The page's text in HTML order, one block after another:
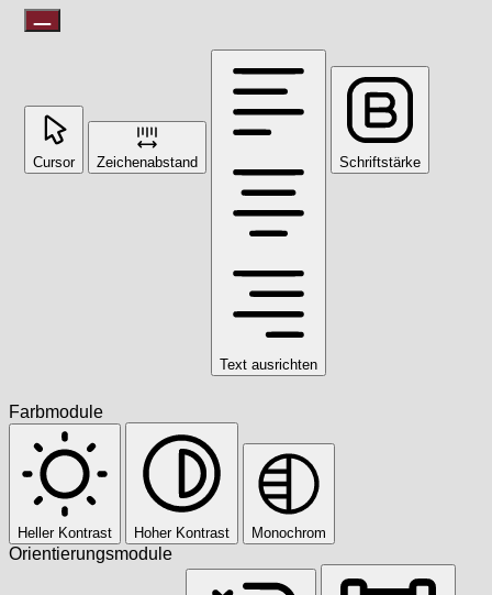
Cursor Zeichenabstand
Text ausrichten
Schriftstärke
Farbmodule
Heller Kontrast Hoher Kontrast Monochrom
Orientierungsmodule